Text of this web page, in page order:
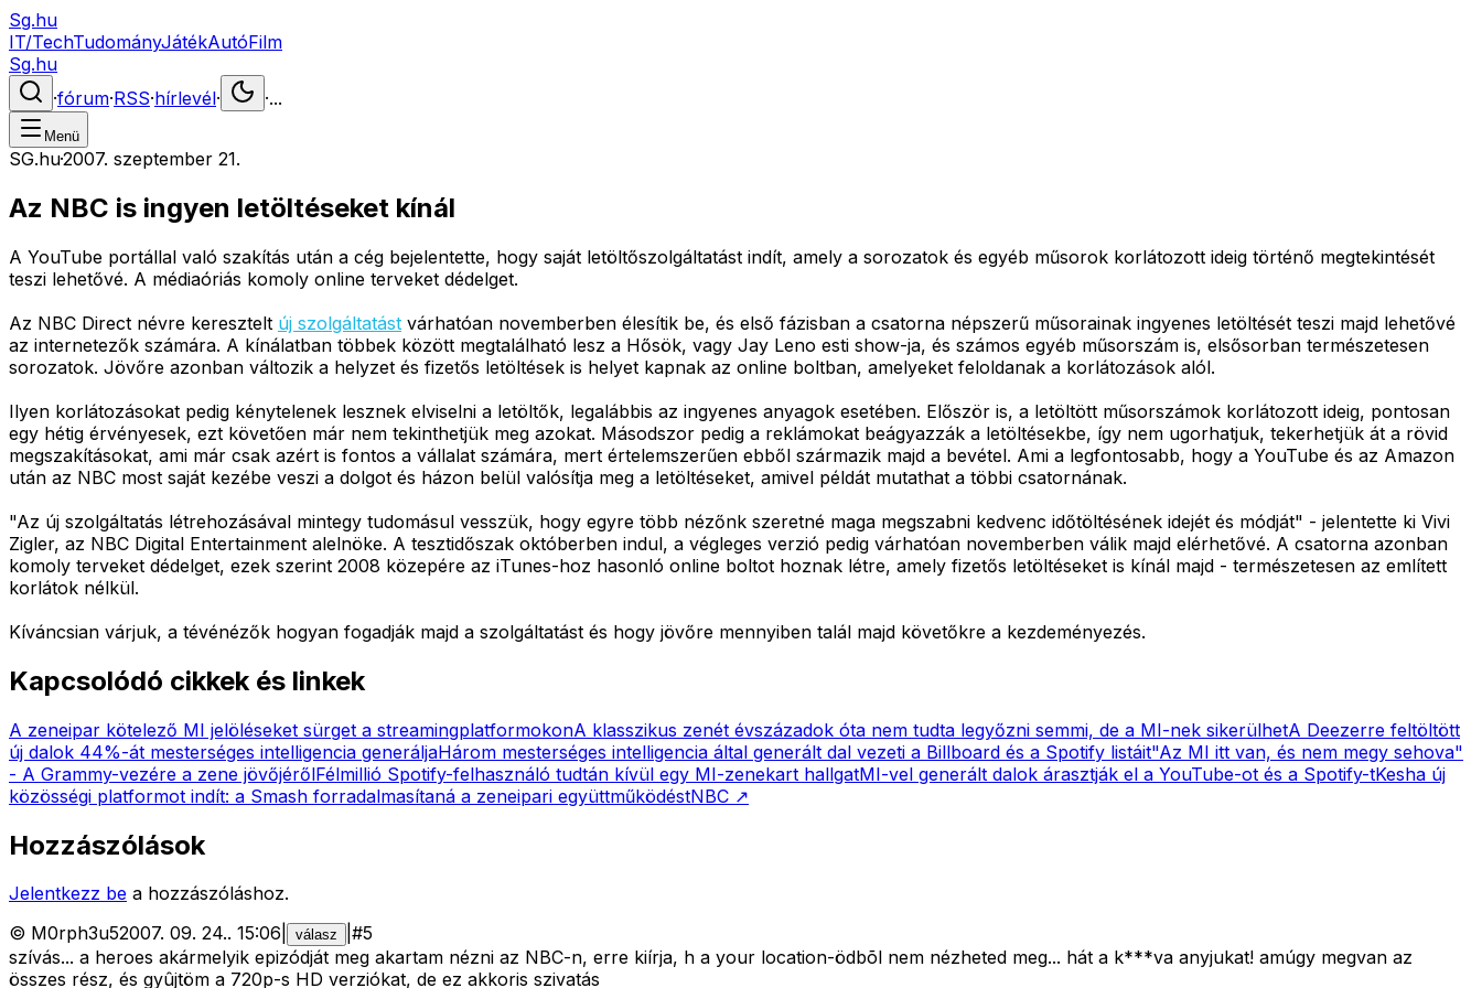
Sg.hu
IT/TechTudományJátékAutóFilm
Sg.hu
·fórum·RSS·hírlevél· ·...
Menü
SG.hu·2007. szeptember 21.
Az NBC is ingyen letöltéseket kínál
A YouTube portállal való szakítás után a cég bejelentette, hogy saját letöltőszolgáltatást indít, amely a sorozatok és egyéb műsorok korlátozott ideig történő megtekintését
teszi lehetővé. A médiaóriás komoly online terveket dédelget.
Az NBC Direct névre keresztelt új szolgáltatást várhatóan novemberben élesítik be, és első fázisban a csatorna népszerű műsorainak ingyenes letöltését teszi majd lehetővé
az internetezők számára. A kínálatban többek között megtalálható lesz a Hősök, vagy Jay Leno esti show-ja, és számos egyéb műsorszám is, elsősorban természetesen
sorozatok. Jövőre azonban változik a helyzet és fizetős letöltések is helyet kapnak az online boltban, amelyeket feloldanak a korlátozások alól.
Ilyen korlátozásokat pedig kénytelenek lesznek elviselni a letöltők, legalábbis az ingyenes anyagok esetében. Először is, a letöltött műsorszámok korlátozott ideig, pontosan
egy hétig érvényesek, ezt követően már nem tekinthetjük meg azokat. Másodszor pedig a reklámokat beágyazzák a letöltésekbe, így nem ugorhatjuk, tekerhetjük át a rövid
megszakításokat, ami már csak azért is fontos a vállalat számára, mert értelemszerűen ebből származik majd a bevétel. Ami a legfontosabb, hogy a YouTube és az Amazon
után az NBC most saját kezébe veszi a dolgot és házon belül valósítja meg a letöltéseket, amivel példát mutathat a többi csatornának.
"Az új szolgáltatás létrehozásával mintegy tudomásul vesszük, hogy egyre több nézőnk szeretné maga megszabni kedvenc időtöltésének idejét és módját" - jelentette ki Vivi
Zigler, az NBC Digital Entertainment alelnöke. A tesztidőszak októberben indul, a végleges verzió pedig várhatóan novemberben válik majd elérhetővé. A csatorna azonban
komoly terveket dédelget, ezek szerint 2008 közepére az iTunes-hoz hasonló online boltot hoznak létre, amely fizetős letöltéseket is kínál majd - természetesen az említett
korlátok nélkül.
Kíváncsian várjuk, a tévénézők hogyan fogadják majd a szolgáltatást és hogy jövőre mennyiben talál majd követőkre a kezdeményezés.
Kapcsolódó cikkek és linkek
A zeneipar kötelező MI jelöléseket sürget a streamingplatformokonA klasszikus zenét évszázadok óta nem tudta legyőzni semmi, de a MI-nek sikerülhetA Deezerre feltöltött
új dalok 44%-át mesterséges intelligencia generáljaHárom mesterséges intelligencia által generált dal vezeti a Billboard és a Spotify listáit"Az MI itt van, és nem megy sehova"
- A Grammy-vezére a zene jövőjérőlFélmillió Spotify-felhasználó tudtán kívül egy MI-zenekart hallgatMI-vel generált dalok árasztják el a YouTube-ot és a Spotify-tKesha új
közösségi platformot indít: a Smash forradalmasítaná a zeneipari együttműködéstNBC ↗
Hozzászólások
Jelentkezz be a hozzászóláshoz.
© M0rph3u52007. 09. 24.. 15:06 válasz #5
szívás... a heroes akármelyik epizódját meg akartam nézni az NBC-n, erre kiírja, h a your location-ödbõl nem nézheted meg... hát a k***va anyjukat! amúgy megvan az
összes rész, és gyûjtöm a 720p-s HD verziókat, de ez akkoris szivatás